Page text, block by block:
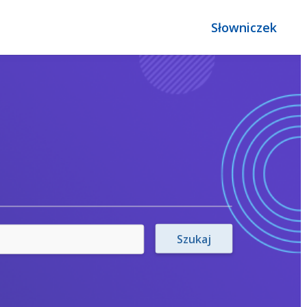
Słowniczek
Szukaj